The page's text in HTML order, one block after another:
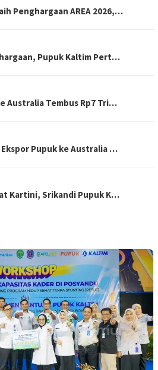
Penghargaan AREA 2026,…
Pupuk Kaltim Pert…
Australia Tembus Rp7 Tri…
Pupuk ke Australia …
Kartini, Srikandi Pupuk K…